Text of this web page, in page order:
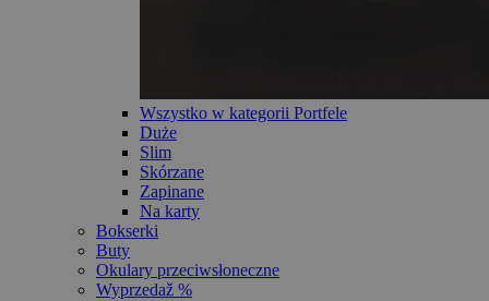
Wszystko w kategorii Portfele
Duże
Slim
Skórzane
Zapinane
Na karty
Bokserki
Buty
Okulary przeciwsłoneczne
Wyprzedaž %